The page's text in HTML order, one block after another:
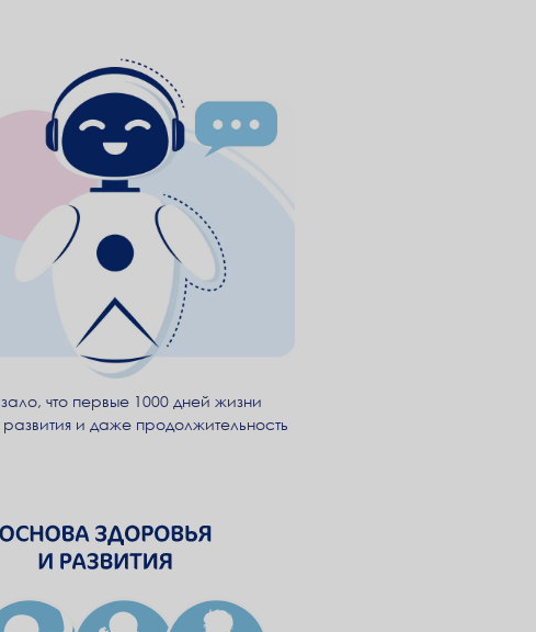
что первые 1000 дней жизни
и даже продолжительность